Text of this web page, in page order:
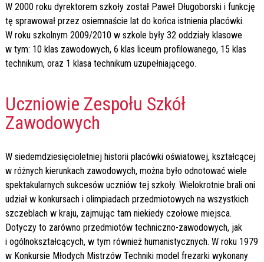
W 2000 roku dyrektorem szkoły został Paweł Długoborski i funkcję
tę sprawował przez osiemnaście lat do końca istnienia placówki.
W roku szkolnym 2009/2010 w szkole były 32 oddziały klasowe
w tym: 10 klas zawodowych, 6 klas liceum profilowanego, 15 klas
technikum, oraz 1 klasa technikum uzupełniającego.
Uczniowie Zespołu Szkół
Zawodowych
W siedemdziesięcioletniej historii placówki oświatowej, kształcącej
w różnych kierunkach zawodowych, można było odnotować wiele
spektakularnych sukcesów uczniów tej szkoły. Wielokrotnie brali oni
udział w konkursach i olimpiadach przedmiotowych na wszystkich
szczeblach w kraju, zajmując tam niekiedy czołowe miejsca.
Dotyczy to zarówno przedmiotów techniczno-zawodowych, jak
i ogólnokształcących, w tym również humanistycznych. W roku 1979
w Konkursie Młodych Mistrzów Techniki model frezarki wykonany